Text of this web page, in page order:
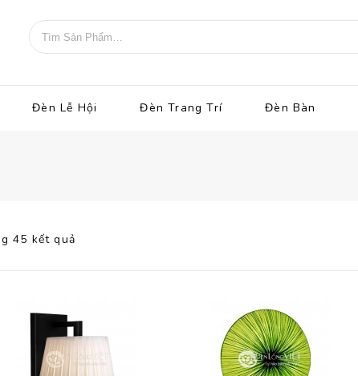
Đèn Lễ Hội Đèn Trang Trí Đèn Bàn
45 kết quả